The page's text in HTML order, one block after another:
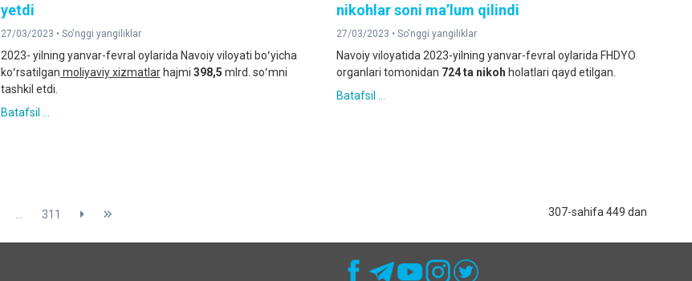
yetdi
27/03/2023 • So'nggi yangiliklar
2023- yilning yanvar-fevral oylarida Navoiy viloyati boʻyicha
koʻrsatilgan moliyaviy xizmatlarhajmi 398,5 mlrd. soʻmni
tashkil etdi.
Batafsil ...
nikohlar soni maʼlum qilindi
27/03/2023 •So'nggi yangiliklar
Navoiy viloyatida 2023-yilning yanvar-fevral oylarida FHDYO
organlari tomonidan 724 ta nikoh holatlari qayd etilgan.
Batafsil ...
307-sahifa 449 dan
311